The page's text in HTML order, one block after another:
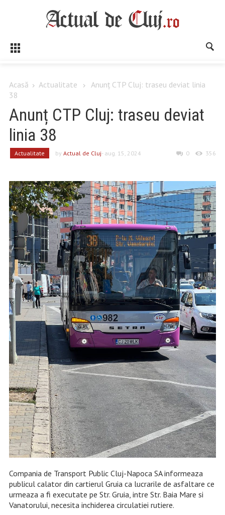
Acasă Actualitate
Anunț CTP Cluj: traseu deviat linia
38
Anunț CTP Cluj: traseu deviat
linia 38
Actualitate by Actual de Cluj- aug. 15, 2024 0 356
Compania de Transport Public Cluj-Napoca SA informeaza
publicul calator din cartierul Gruia ca lucrarile de asfaltare ce
urmeaza a fi executate pe Str. Gruia, intre Str. Baia Mare si
Vanatorului, necesita inchiderea circulatiei rutiere.